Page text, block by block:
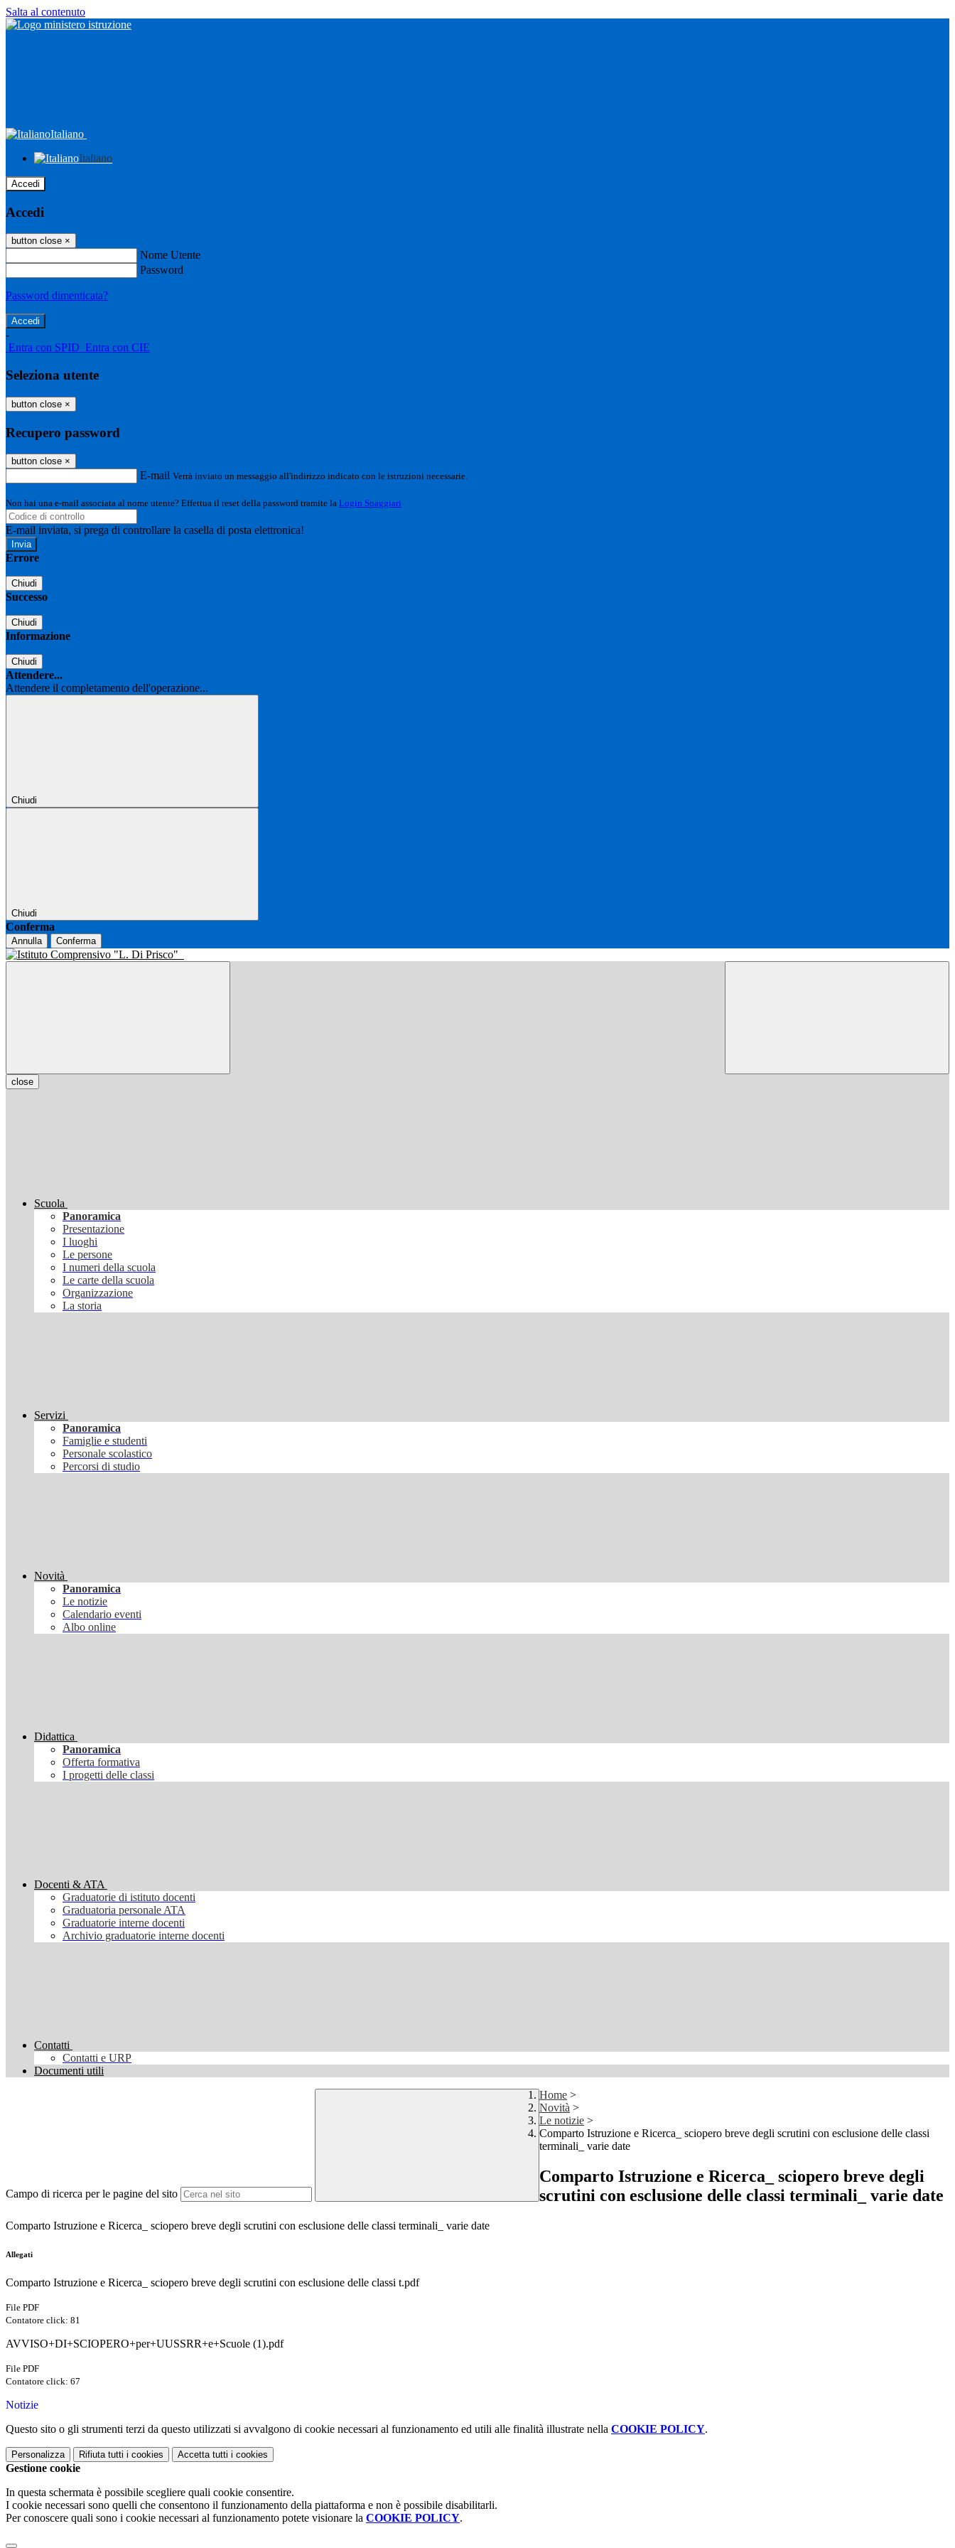
Salta al contenuto
Italiano
Italiano
Accedi
Accedi
button close ×
Nome Utente
Password
Password dimenticata?
-
Entra con SPID Entra con CIE
Seleziona utente
button close ×
Recupero password
button close ×
E-mail Verrà inviato un messaggio all'indirizzo indicato con le istruzioni necessarie.
Non hai una e-mail associata al nome utente? Effettua il reset della password tramite la Login Spaggiari
E-mail inviata, si prega di controllare la casella di posta elettronica!
Errore
Chiudi
Successo
Chiudi
Informazione
Chiudi
Attendere...
Attendere il completamento dell'operazione...
Chiudi
Chiudi
Conferma
Annulla Conferma
close
Scuola
Panoramica
Presentazione
I luoghi
Le persone
I numeri della scuola
Le carte della scuola
Organizzazione
La storia
Servizi
Panoramica
Famiglie e studenti
Personale scolastico
Percorsi di studio
Novità
Panoramica
Le notizie
Calendario eventi
Albo online
Didattica
Panoramica
Offerta formativa
I progetti delle classi
Docenti & ATA
Graduatorie di istituto docenti
Graduatoria personale ATA
Graduatorie interne docenti
Archivio graduatorie interne docenti
Contatti
Contatti e URP
Documenti utili
Campo di ricerca per le pagine del sito
Home >
Novità >
Le notizie >
Comparto Istruzione e Ricerca_ sciopero breve degli scrutini con esclusione delle classi
terminali_ varie date
Comparto Istruzione e Ricerca_ sciopero breve degli
scrutini con esclusione delle classi terminali_ varie date
Comparto Istruzione e Ricerca_ sciopero breve degli scrutini con esclusione delle classi terminali_ varie date
Allegati
Comparto Istruzione e Ricerca_ sciopero breve degli scrutini con esclusione delle classi t.pdf
File PDF
Contatore click: 81
AVVISO+DI+SCIOPERO+per+UUSSRR+e+Scuole (1).pdf
File PDF
Contatore click: 67
Notizie
Questo sito o gli strumenti terzi da questo utilizzati si avvalgono di cookie necessari al funzionamento ed utili alle finalità illustrate nella COOKIE POLICY.
Personalizza Rifiuta tutti i cookies Accetta tutti i cookies
Gestione cookie
In questa schermata è possibile scegliere quali cookie consentire.
I cookie necessari sono quelli che consentono il funzionamento della piattaforma e non è possibile disabilitarli.
Per conoscere quali sono i cookie necessari al funzionamento potete visionare la COOKIE POLICY.